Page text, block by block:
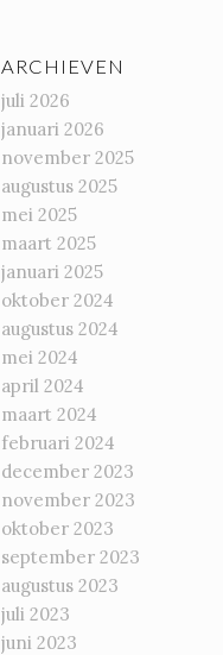
ARCHIEVEN
juli 2026
januari 2026
november 2025
augustus 2025
mei 2025
maart 2025
januari 2025
oktober 2024
augustus 2024
mei 2024
april 2024
maart 2024
februari 2024
december 2023
november 2023
oktober 2023
september 2023
augustus 2023
juli 2023
juni 2023